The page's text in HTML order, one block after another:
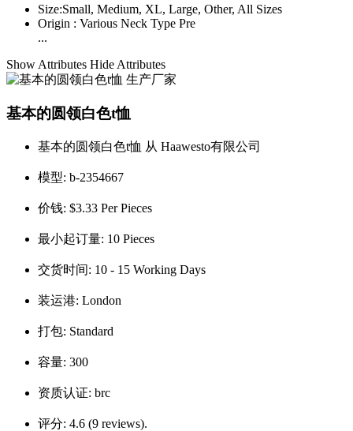
Size:Small, Medium, XL, Large, Other, All Sizes
Origin : Various Neck Type Pre
...
Show Attributes Hide Attributes
基本的圆领白色t恤
基本的圆领白色t恤 从 Haawesto有限公司
模型: b-2354667
价钱: $3.33 Per Pieces
最小起订量: 10 Pieces
交货时间: 10 - 15 Working Days
装运港: London
打包: Standard
容量: 300
资质认证: brc
评分: 4.6 (9 reviews).